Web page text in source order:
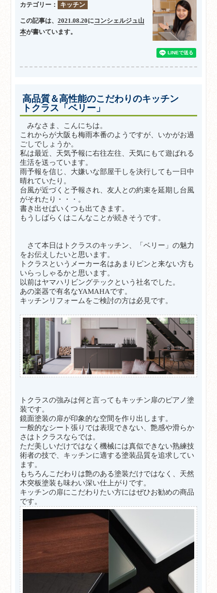
カテゴリー： キッチン
この記事は、2021.08.20に コンシェルジュ山
本が書いています。
高品質＆高性能のこだわりのキッチン
トクラス「ベリー」
みなさま、こんにちは。
これからが大阪も梅雨本番のようですが、いかがお過
ごしでしょうか。
私は最近、天気予報に右往左往、天気にもて遊ばれる
生活を送っています。
雨予報を信じ、大嫌いな部屋干しを決行しても一日中
晴れていたり。
台風が近づくと予報され、友人との約束を延期し台風
がそれたり・・・。
書き出せばいくつも出てきます。
もうしばらくはこんなことが続きそうです。
さて本日はトクラスのキッチン、「ベリー」の魅力
をお伝えしたいと思います。
トクラスというメーカー名はあまりピンと来ない方も
いらっしゃるかと思います。
以前はヤマハリビングテックという社名でした。
あの楽器で有名なYAMAHAです。
キッチンリフォームをご検討の方は必見です。
トクラスの強みは何と言ってもキッチン扉のピアノ塗
装です。
鏡面塗装の扉が印象的な空間を作り出します。
一般的なシート張りでは表現できない、艶感や滑らか
さはトクラスならでは。
ただ美しいだけではなく機械には真似できない熟練技
術者の技で、キッチンに適する塗装品質を追求してい
ます。
もちろんこだわりは艶のある塗装だけではなく、天然
木突板塗装も味わい深い仕上がりです。
キッチンの扉にこだわりたい方にはぜひお勧めの商品
です。